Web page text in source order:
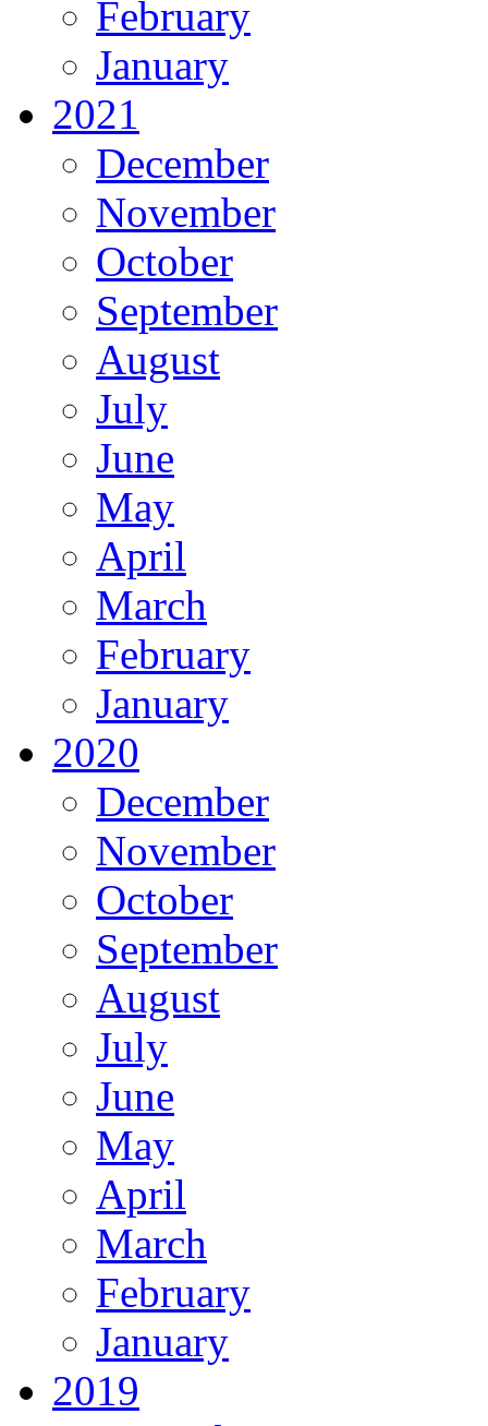
February
January
2021
December
November
October
September
August
July
June
May
April
March
February
January
2020
December
November
October
September
August
July
June
May
April
March
February
January
2019